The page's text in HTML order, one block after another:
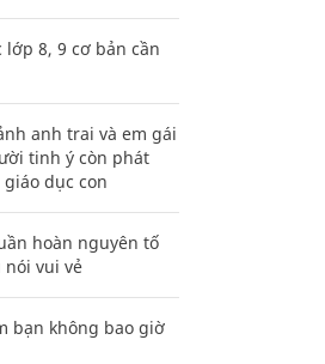
lớp 8, 9 cơ bản cần
anh trai và em gái
tinh ý còn phát
dục con
hoàn nguyên tố
nói vui vẻ
bạn không bao giờ